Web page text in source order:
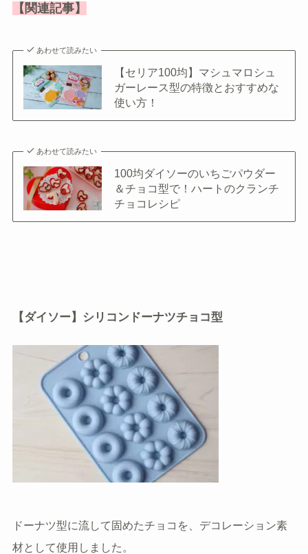
【関連記事】
あわせて読みたい
【セリア100均】マシュマロシュ
ガーレース型の特徴とおすすめな
使い方！
あわせて読みたい
100均ダイソーのいちごパウダー
＆チョコ型で！ハートのクランチ
チョコレシピ
【ダイソー】シリコンドーナツチョコ型
ドーナツ型に流して固めたチョコを、デコレーション素
材として使用しました。